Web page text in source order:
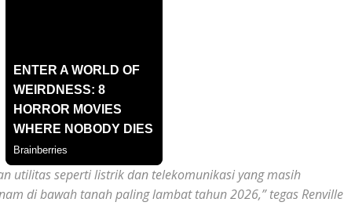
utilitas seperti listrik dan telekomunikasi yang masih
di bawah tanah paling lambat tahun 2026,” tegas Renville